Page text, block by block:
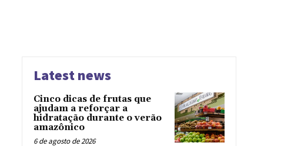
Latest news
Cinco dicas de frutas que
ajudam a reforçar a
hidratação durante o verão
amazônico
6 de agosto de 2026